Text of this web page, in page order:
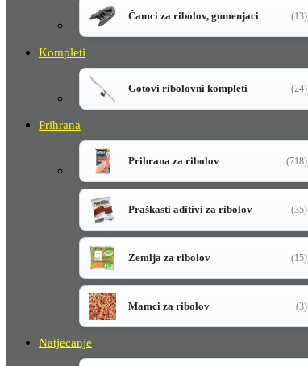
Čamci za ribolov, gumenjaci (13)
Kompleti
Gotovi ribolovni kompleti (24)
Prihrana
Prihrana za ribolov (718)
Praškasti aditivi za ribolov (35)
Zemlja za ribolov (15)
Mamci za ribolov (3)
Natjecanje